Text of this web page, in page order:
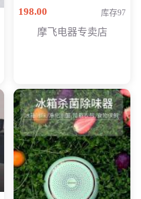
198.00
库存97
摩飞电器专卖店